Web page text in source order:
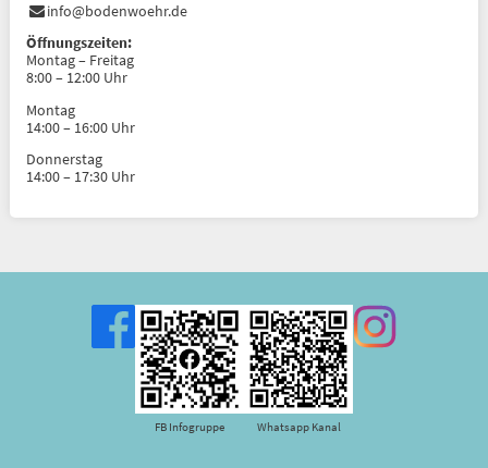
info@bodenwoehr.de
Öffnungszeiten:
Montag – Freitag
8:00 – 12:00 Uhr
Montag
14:00 – 16:00 Uhr
Donnerstag
14:00 – 17:30 Uhr
FB Infogruppe Whatsapp Kanal